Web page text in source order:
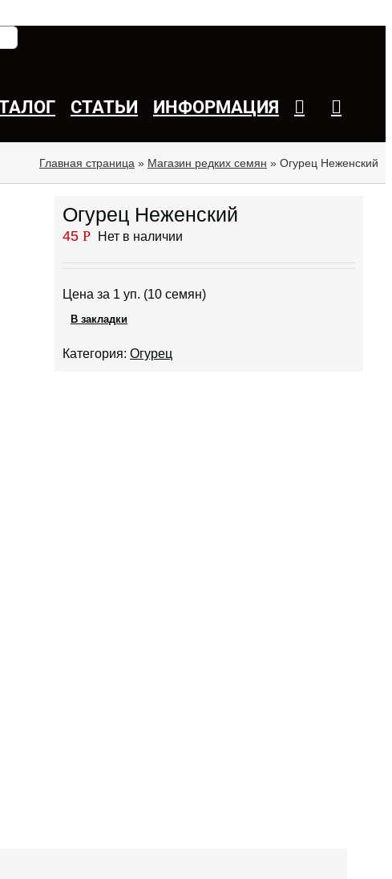
СТАТЬИ ИНФОРМАЦИЯ
Главная страница » Магазин редких семян » Огурец Неженский
Огурец Неженский
45Р Нет в наличии
Цена за 1 уп. (10 семян)
В закладки
Категория:Огурец